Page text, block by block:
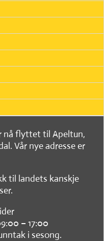
nå flyttet til Apeltun,
Vår nye adresse er
til landets kanskje
– 17:00
i sesong.